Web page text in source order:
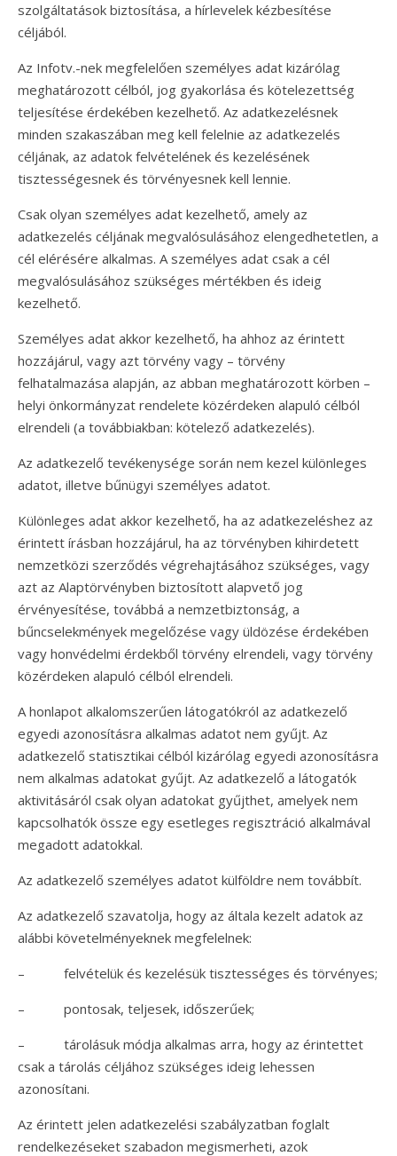
szolgáltatások biztosítása, a hírlevelek kézbesítése
céljából.
Az Infotv.-nek megfelelően személyes adat kizárólag
meghatározott célból, jog gyakorlása és kötelezettség
teljesítése érdekében kezelhető. Az adatkezelésnek
minden szakaszában meg kell felelnie az adatkezelés
céljának, az adatok felvételének és kezelésének
tisztességesnek és törvényesnek kell lennie.
Csak olyan személyes adat kezelhető, amely az
adatkezelés céljának megvalósulásához elengedhetetlen, a
cél elérésére alkalmas. A személyes adat csak a cél
megvalósulásához szükséges mértékben és ideig
kezelhető.
Személyes adat akkor kezelhető, ha ahhoz az érintett
hozzájárul, vagy azt törvény vagy – törvény
felhatalmazása alapján, az abban meghatározott körben –
helyi önkormányzat rendelete közérdeken alapuló célból
elrendeli (a továbbiakban: kötelező adatkezelés).
Az adatkezelő tevékenysége során nem kezel különleges
adatot, illetve bűnügyi személyes adatot.
Különleges adat akkor kezelhető, ha az adatkezeléshez az
érintett írásban hozzájárul, ha az törvényben kihirdetett
nemzetközi szerződés végrehajtásához szükséges, vagy
azt az Alaptörvényben biztosított alapvető jog
érvényesítése, továbbá a nemzetbiztonság, a
bűncselekmények megelőzése vagy üldözése érdekében
vagy honvédelmi érdekből törvény elrendeli, vagy törvény
közérdeken alapuló célból elrendeli.
A honlapot alkalomszerűen látogatókról az adatkezelő
egyedi azonosításra alkalmas adatot nem gyűjt. Az
adatkezelő statisztikai célból kizárólag egyedi azonosításra
nem alkalmas adatokat gyűjt. Az adatkezelő a látogatók
aktivitásáról csak olyan adatokat gyűjthet, amelyek nem
kapcsolhatók össze egy esetleges regisztráció alkalmával
megadott adatokkal.
Az adatkezelő személyes adatot külföldre nem továbbít.
Az adatkezelő szavatolja, hogy az általa kezelt adatok az
alábbi követelményeknek megfelelnek:
– felvételük és kezelésük tisztességes és törvényes;
– pontosak, teljesek, időszerűek;
– tárolásuk módja alkalmas arra, hogy az érintettet
csak a tárolás céljához szükséges ideig lehessen
azonosítani.
Az érintett jelen adatkezelési szabályzatban foglalt
rendelkezéseket szabadon megismerheti, azok